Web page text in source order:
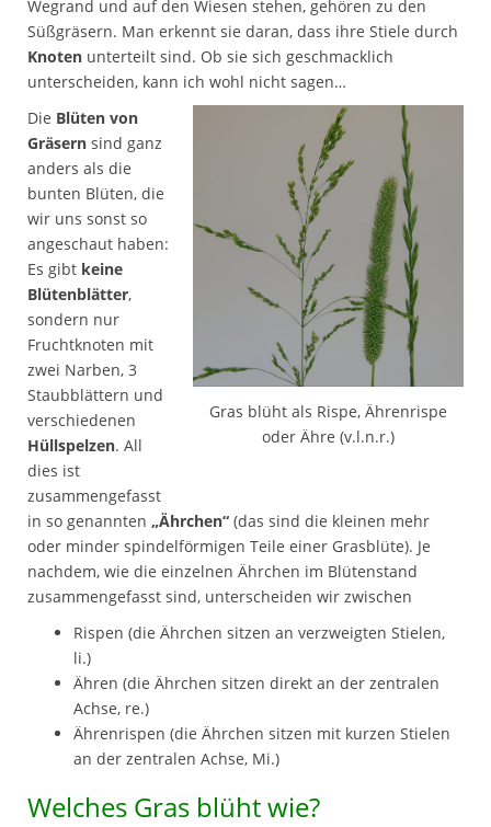
Wegrand und auf den Wiesen stehen, gehören zu den
Süßgräsern. Man erkennt sie daran, dass ihre Stiele durch
Knoten unterteilt sind. Ob sie sich geschmacklich
unterscheiden, kann ich wohl nicht sagen…
Gras blüht als Rispe, Ährenrispe
oder Ähre (v.l.n.r.)
Die Blüten von
Gräsern sind ganz
anders als die
bunten Blüten, die
wir uns sonst so
angeschaut haben:
Es gibt keine
Blütenblätter,
sondern nur
Fruchtknoten mit
zwei Narben, 3
Staubblättern und
verschiedenen
Hüllspelzen. All
dies ist
zusammengefasst
in so genannten „Ährchen“ (das sind die kleinen mehr
oder minder spindelförmigen Teile einer Grasblüte). Je
nachdem, wie die einzelnen Ährchen im Blütenstand
zusammengefasst sind, unterscheiden wir zwischen
Rispen (die Ährchen sitzen an verzweigten Stielen,
li.)
Ähren (die Ährchen sitzen direkt an der zentralen
Achse, re.)
Ährenrispen (die Ährchen sitzen mit kurzen Stielen
an der zentralen Achse, Mi.)
Welches Gras blüht wie?